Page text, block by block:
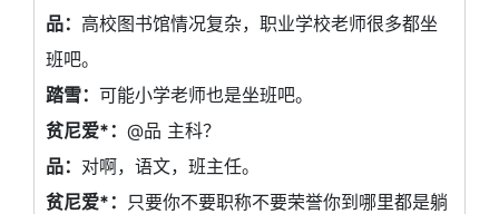
品： 高校图书馆情况复杂，职业学校老师很多都坐
班吧。
踏雪： 可能小学老师也是坐班吧。
贫尼爱*： @品 主科？
品： 对啊，语文，班主任。
贫尼爱*： 只要你不要职称不要荣誉你到哪里都是躺